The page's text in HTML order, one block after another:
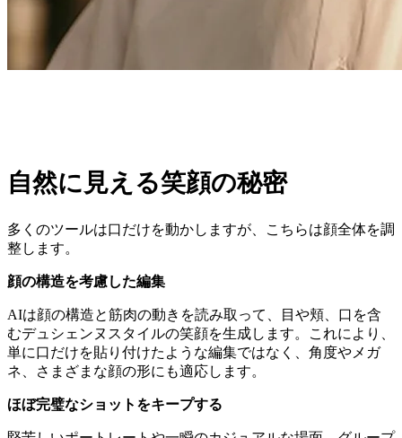
自然に見える笑顔の秘密
多くのツールは口だけを動かしますが、こちらは顔全体を調
整します。
顔の構造を考慮した編集
AIは顔の構造と筋肉の動きを読み取って、目や頬、口を含
むデュシェンヌスタイルの笑顔を生成します。これにより、
単に口だけを貼り付けたような編集ではなく、角度やメガ
ネ、さまざまな顔の形にも適応します。
ほぼ完璧なショットをキープする